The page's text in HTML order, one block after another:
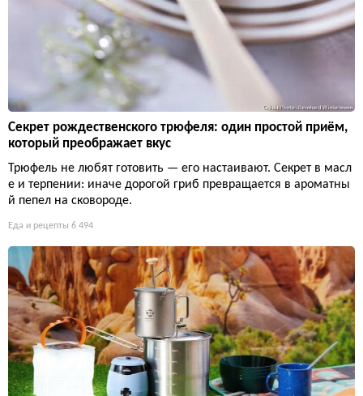
Секрет рождественского трюфеля: один простой приём,
который преображает вкус
Трюфель не любят готовить — его настаивают. Секрет в масл
е и терпении: иначе дорогой гриб превращается в ароматны
й пепел на сковороде.
Еда и рецепты 6 494